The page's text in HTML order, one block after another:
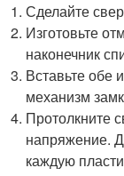
Сделайте
Изготовьте
наконечник
Вставьте обе
механизм
Протолкните
напряжение.
каждую